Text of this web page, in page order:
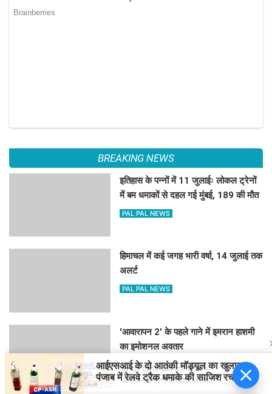
BREAKING NEWS
इतिहास के पन्नों में 11 जुलाईः लोकल ट्रेनों
में बम धमाकों से दहल गई मुंबई, 189 की मौत
PAL PAL NEWS
हिमाचल में कई जगह भारी वर्षा, 14 जुलाई तक
अलर्ट
PAL PAL NEWS
'आवारापन 2' के पहले गाने में इमरान हाशमी
का इमोशनल अवतार
PAL PAL NEWS
हर घर तिरंगा अभियान’ को जन-
आंदोलन बनाएगी हरियाणा सरकार: